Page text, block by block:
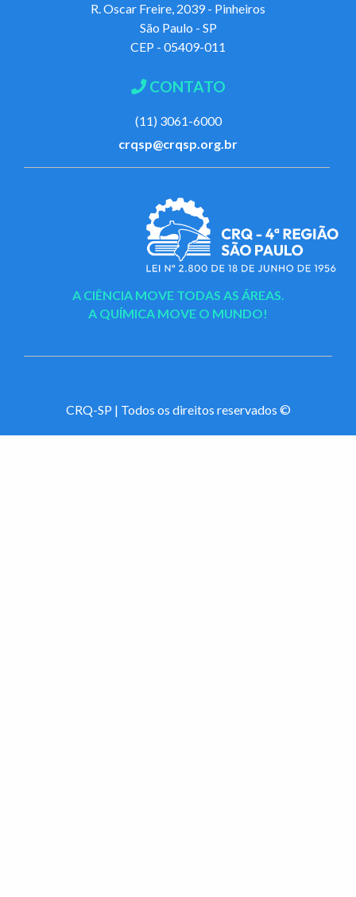
R. Oscar Freire, 2039 - Pinheiros
São Paulo - SP
CEP - 05409-011
CONTATO
(11) 3061-6000
crqsp@crqsp.org.br
A CIÊNCIA MOVE TODAS AS ÁREAS.
A QUÍMICA MOVE O MUNDO!
CRQ-SP | Todos os direitos reservados ©